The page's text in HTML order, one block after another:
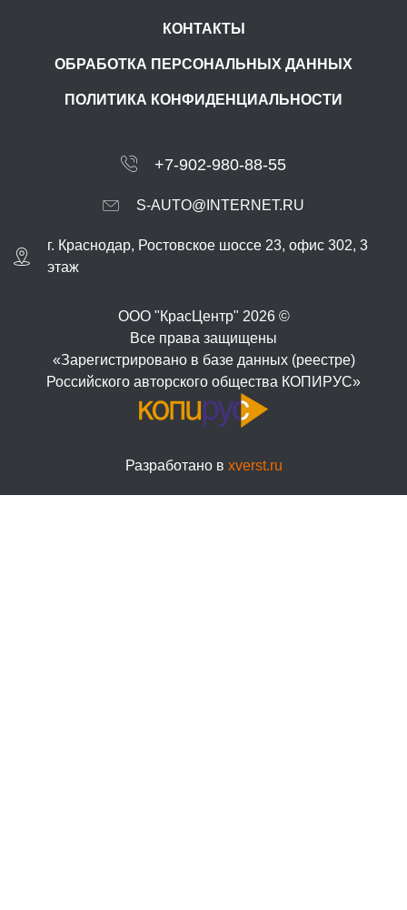
КОНТАКТЫ
ОБРАБОТКА ПЕРСОНАЛЬНЫХ ДАННЫХ
ПОЛИТИКА КОНФИДЕНЦИАЛЬНОСТИ
+7-902-980-88-55
S-AUTO@INTERNET.RU
г. Краснодар, Ростовское шоссе 23, офис 302, 3
этаж
ООО "КрасЦентр" 2026 ©
Все права защищены
«Зарегистрировано в базе данных (реестре)
Российского авторского общества КОПИРУС»
Разработано в xverst.ru